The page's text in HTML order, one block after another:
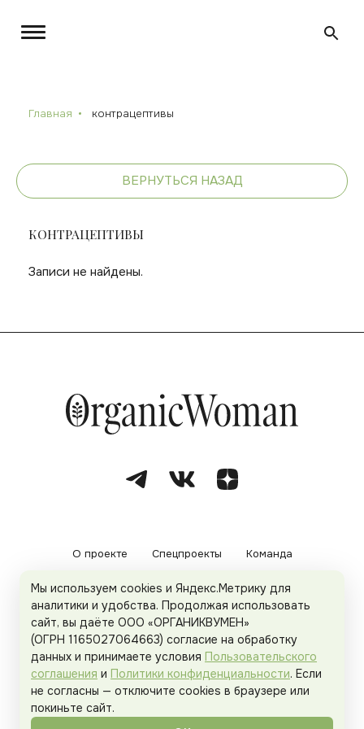
Главная контрацептивы
ВЕРНУТЬСЯ НАЗАД
КОНТРАЦЕПТИВЫ
Записи не найдены.
О проекте Спецпроекты Команда
Рекламодателям Политика конфиденциальности
Пользовательское соглашение
Organicwoman.ru . Все права защищены.
Мы используем cookies и Яндекс.Метрику для
аналитики и удобства. Продолжая использовать
сайт, вы даёте ООО «ОРГАНИКВУМЕН»
(ОГРН 1165027064663) согласие на обработку
данных и принимаете условия Пользовательского
соглашения и Политики конфиденциальности. Если
не согласны — отключите cookies в браузере или
покиньте сайт.